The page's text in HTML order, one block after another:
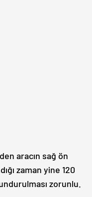
aracın sağ ön
zaman yine 120
zorunlu.